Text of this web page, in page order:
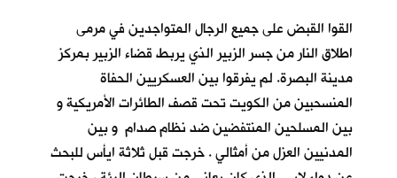
القوا القبض على جميع الرجال المتواجدين في مرمى
اطلاق النار من جسر الزبير الذي يربط قضاء الزبير بمركز
مدينة البصرة. لم يفرقوا بين العسكريين الحفاة
المنسحبين من الكويت تحت قصف الطائرات الأمريكية و
بين المسلحين المنتفضين ضد نظام صدام و بين
المدنيين العزل من أمثالي . خرجت قبل ثلاثة ايأس للبحث